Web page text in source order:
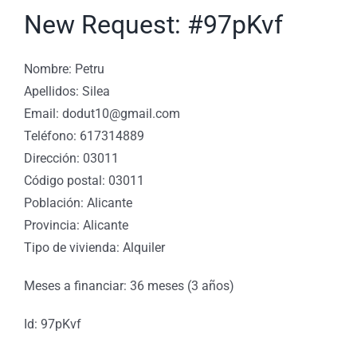
New Request: #97pKvf
Nombre: Petru
Apellidos: Silea
Email: dodut10@gmail.com
Teléfono: 617314889
Dirección: 03011
Código postal: 03011
Población: Alicante
Provincia: Alicante
Tipo de vivienda: Alquiler
Meses a financiar: 36 meses (3 años)
Id: 97pKvf